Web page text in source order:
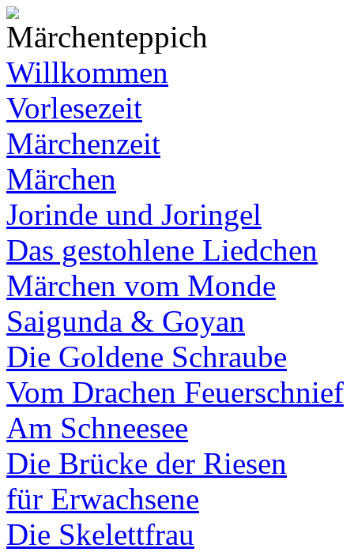
Willkommen
Vorlesezeit
Märchenzeit
Märchen
Jorinde und Joringel
Das gestohlene Liedchen
Märchen vom Monde
Saigunda & Goyan
Die Goldene Schraube
Vom Drachen Feuerschnief
Am Schneesee
Die Brücke der Riesen
für Erwachsene
Die Skelettfrau